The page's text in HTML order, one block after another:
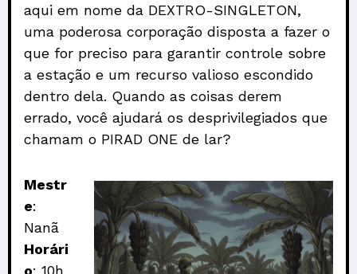
aqui em nome da DEXTRO-SINGLETON,
uma poderosa corporação disposta a fazer o
que for preciso para garantir controle sobre
a estação e um recurso valioso escondido
dentro dela. Quando as coisas derem
errado, você ajudará os desprivilegiados que
chamam o PIRAD ONE de lar?
Mestr
e:
Nanã
Horári
o: 10h